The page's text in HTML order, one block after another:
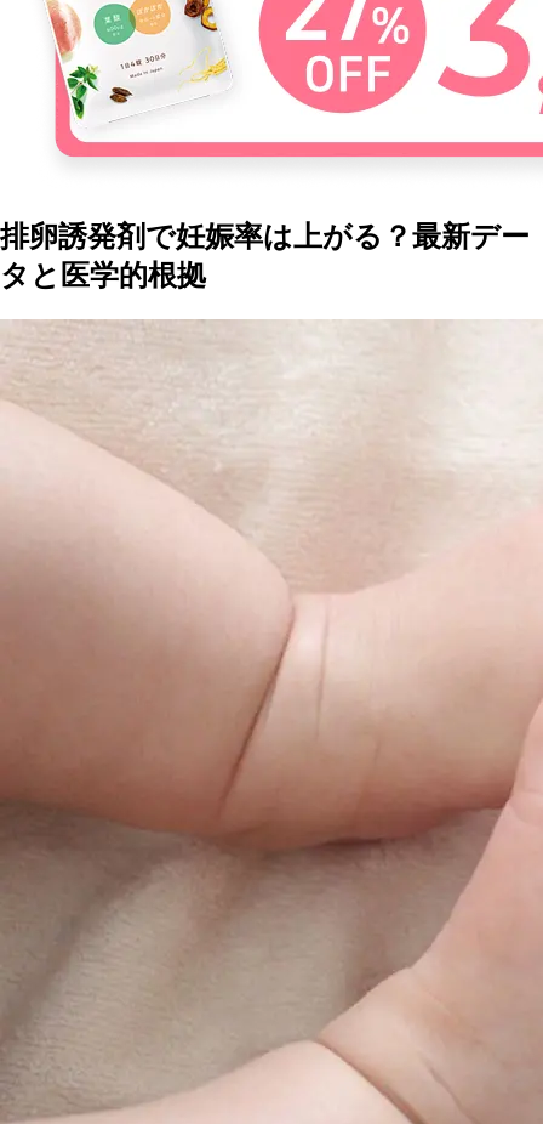
排卵誘発剤で妊娠率は上がる？最新デー
タと医学的根拠